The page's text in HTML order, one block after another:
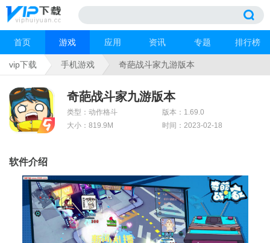
首页 游戏 应用 资讯 专题 排行榜
vip下载 手机游戏 奇葩战斗家九游版本
奇葩战斗家九游版本
类型：动作格斗
版本：1.69.0
大小：819.9M
时间：2023-02-18
软件介绍